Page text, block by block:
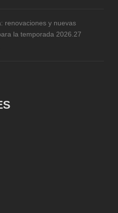
renovaciones y nuevas
la temporada 2026.27